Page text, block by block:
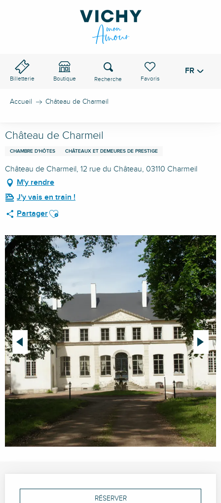
Billetterie Boutique
Voir les favoris
Recherche FR
Accueil Château de Charmeil
Château de Charmeil
CHAMBRE D'HÔTES CHÂTEAUX ET DEMEURES DE PRESTIGE
Château de Charmeil, 12 rue du Château, 03110 Charmeil
M'y rendre
J'y vais en train !
PartagerAjouter aux favoris
Ouverture et coordonnées
RÉSERVER